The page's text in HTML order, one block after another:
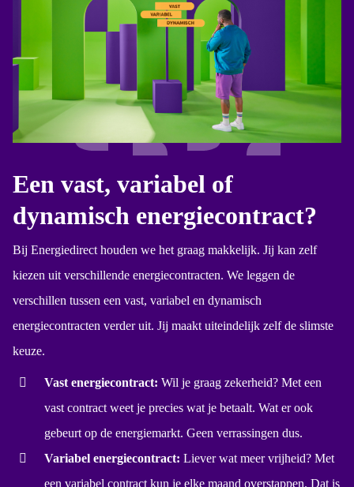
Een vast, variabel of
dynamisch energiecontract?
Bij Energiedirect houden we het graag makkelijk. Jij kan zelf
kiezen uit verschillende energiecontracten. We leggen de
verschillen tussen een vast, variabel en dynamisch
energiecontracten verder uit. Jij maakt uiteindelijk zelf de slimste
keuze.
Vast energiecontract: Wil je graag zekerheid? Met een
vast contract weet je precies wat je betaalt. Wat er ook
gebeurt op de energiemarkt. Geen verrassingen dus.
Variabel energiecontract: Liever wat meer vrijheid? Met
een variabel contract kun je elke maand overstappen. Dat is